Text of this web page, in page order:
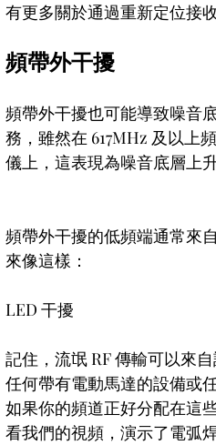
有更多關於通過重新定位接
頻帶外干擾
頻帶外干擾也可能導致噪音
務，雖然在 617MHz 及以上
儀上，這表現為噪音底層上
頻帶外干擾的低頻端通常來
來像這樣：
LED 干擾
記住，流氓 RF 傳輸可以來
任何帶有電動馬達的設備或
如果你的頻道正好分配在這
看我們的視頻，演示了電弧